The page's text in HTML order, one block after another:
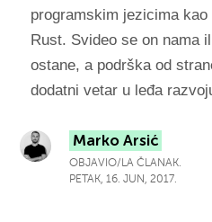
programskim jezicima
Rust. Svideo se on nama
ostane, a podrška od
dodatni vetar u leđa
Marko Arsić
OBJAVIO/LA ČLANAK.
PETAK, 16. JUN, 2017.